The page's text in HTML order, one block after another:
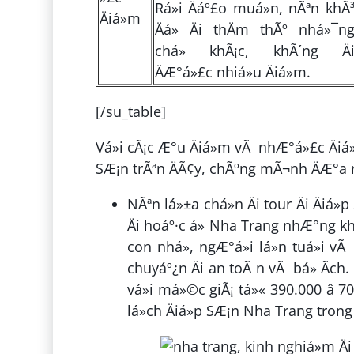
Äiá»m
Rá»i Äáº£o muá»n, nÃªn khÃ³
Äá» Äi thÄm thÃº nhá»¯ng
chá» khÃ¡c, khÃ´ng Äi
ÄÆ°á»£c nhiá»u Äiá»m.
[/su_table]
Vá»i cÃ¡c Æ°u Äiá»m vÃ nhÆ°á»£c
SÆ¡n trÃªn ÄÃ¢y, chÃºng mÃ¬nh
NÃªn lá»±a chá»n Äi tour Äi
Äi hoáº·c á» Nha Trang nhÆ°ng
con nhá», ngÆ°á»i lá»n tuá»i
chuyáº¿n Äi an toÃ n vÃ bá»
vá»i má»©c giÃ¡ tá»« 390.000 â
lá»ch Äiá»p SÆ¡n Nha Trang